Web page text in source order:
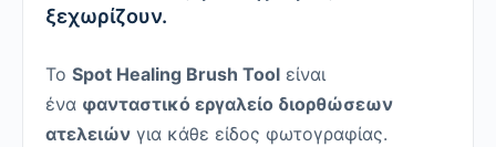
ξεχωρίζουν.
Το Spot Healing Brush Tool είναι
ένα φανταστικό εργαλείο διορθώσεων
ατελειών για κάθε είδος φωτογραφίας.